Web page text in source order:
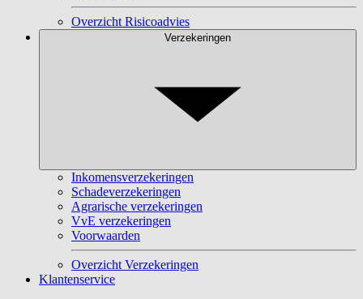
Overzicht Risicoadvies
Verzekeringen
Inkomensverzekeringen
Schadeverzekeringen
Agrarische verzekeringen
VvE verzekeringen
Voorwaarden
Overzicht Verzekeringen
Klantenservice